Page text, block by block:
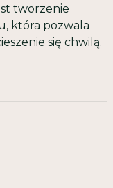
tworzenie
która pozwala
się chwilą.